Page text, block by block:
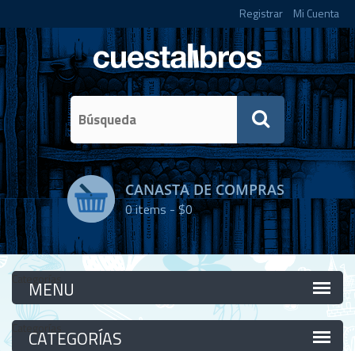
Registrar Mi Cuenta
CANASTA DE COMPRAS
0items -$0
Categorías
Categorías